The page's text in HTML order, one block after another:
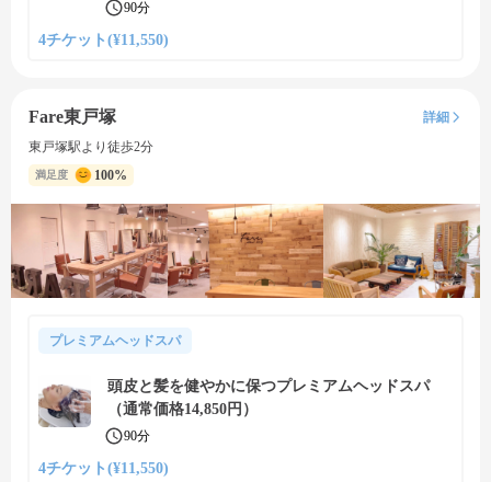
90分
4チケット(¥11,550)
Fare東戸塚
詳細
東戸塚駅より徒歩2分
満足度 100%
プレミアムヘッドスパ
頭皮と髪を健やかに保つプレミアムヘッドスパ
（通常価格14,850円）
90分
4チケット(¥11,550)